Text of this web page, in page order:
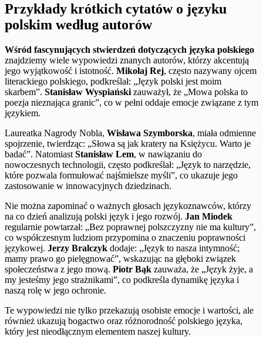
Przykłady krótkich cytatów o języku
polskim według autorów
Wśród fascynujących stwierdzeń dotyczących języka polskiego
znajdziemy wiele wypowiedzi znanych autorów, którzy akcentują
jego wyjątkowość i istotność. Mikołaj Rej, często nazywany ojcem
literackiego polskiego, podkreślał: „Język polski jest moim
skarbem”. Stanisław Wyspiański zauważył, że „Mowa polska to
poezja nieznająca granic”, co w pełni oddaje emocje związane z tym
językiem.
Laureatka Nagrody Nobla, Wisława Szymborska, miała odmienne
spojrzenie, twierdząc: „Słowa są jak kratery na Księżycu. Warto je
badać”. Natomiast Stanisław Lem, w nawiązaniu do
nowoczesnych technologii, często podkreślał: „Język to narzędzie,
które pozwala formułować najśmielsze myśli”, co ukazuje jego
zastosowanie w innowacyjnych dziedzinach.
Nie można zapominać o ważnych głosach językoznawców, którzy
na co dzień analizują polski język i jego rozwój. Jan Miodek
regularnie powtarzał: „Bez poprawnej polszczyzny nie ma kultury”,
co współczesnym ludziom przypomina o znaczeniu poprawności
językowej. Jerzy Bralczyk dodaje: „Język to nasza intymność;
mamy prawo go pielęgnować”, wskazując na głęboki związek
społeczeństwa z jego mową. Piotr Bąk zauważa, że „Język żyje, a
my jesteśmy jego strażnikami”, co podkreśla dynamikę języka i
naszą rolę w jego ochronie.
Te wypowiedzi nie tylko przekazują osobiste emocje i wartości, ale
również ukazują bogactwo oraz różnorodność polskiego języka,
który jest nieodłącznym elementem naszej kultury.